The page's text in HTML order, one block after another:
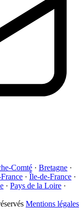
Comté · Bretagne ·
· Île-de-France ·
· Pays de la Loire ·
Mentions légales